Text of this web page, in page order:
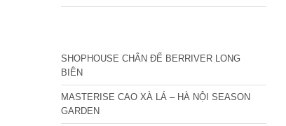
SHOPHOUSE CHÂN ĐẾ BERRIVER LONG
BIÊN
MASTERISE CAO XÀ LÁ – HÀ NỘI SEASON
GARDEN